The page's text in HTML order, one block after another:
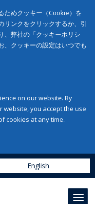
ためクッキー（Cookie）を
リンクをクリックするか、引
、弊社の「クッキーポリシ
、クッキーの設定はいつでも
on our website. By
website, you accept the use
cookies at any time.
English